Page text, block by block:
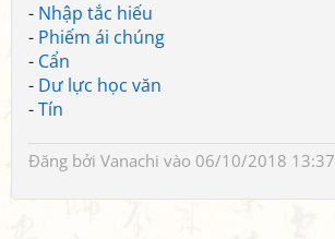
- Nhập tắc hiếu
- Phiếm ái chúng
- Cẩn
- Dư lực học văn
-Tín
Đăng bởi Vanachi vào 06/10/2018 13:37